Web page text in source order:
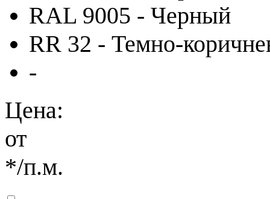
RAL 9005 - Черный
RR 32 - Темно-
-
Цена:
от
*/п.м.